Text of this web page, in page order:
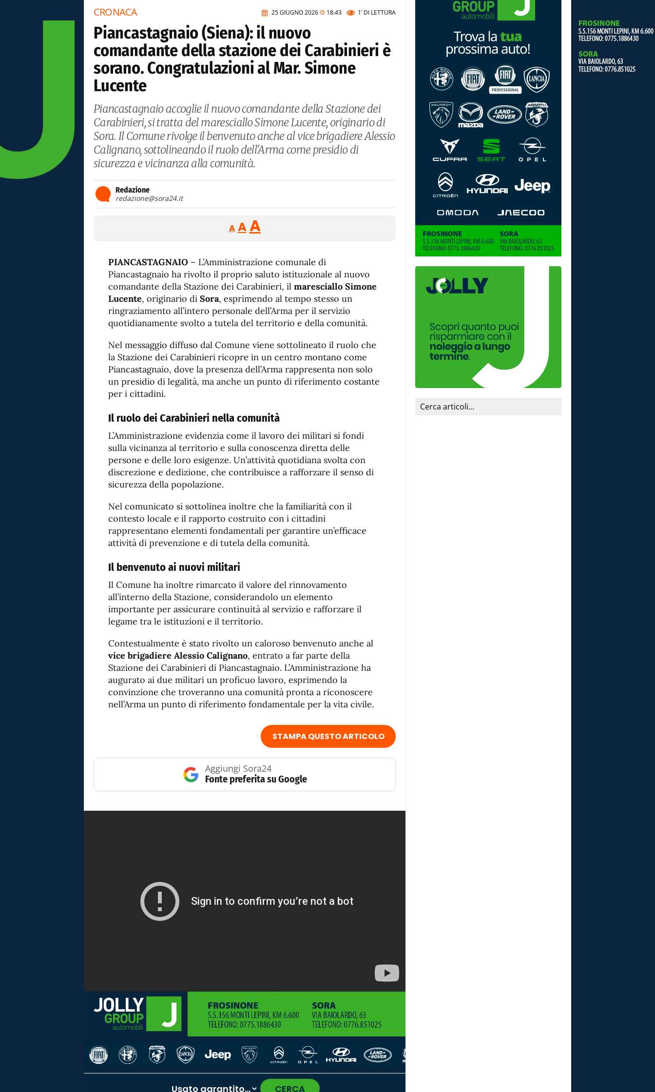
25 GIUGNO 2026 18:43 1’ DI LETTURA
CRONACA
Piancastagnaio (Siena): il nuovo
comandante della stazione dei Carabinieri è
sorano. Congratulazioni al Mar. Simone
Lucente
Piancastagnaio accoglie il nuovo comandante della Stazione dei
Carabinieri, si tratta del maresciallo Simone Lucente, originario di
Sora. Il Comune rivolge il benvenuto anche al vice brigadiere Alessio
Calignano, sottolineando il ruolo dell'Arma come presidio di
sicurezza e vicinanza alla comunità.
Redazione
redazione@sora24.it
A
Reducir
tamaño
A Restablecer
tamaño
de
fuente
AAumentar
de
fuente.
PIANCASTAGNAIO – L’Amministrazione comunale di
Piancastagnaio ha rivolto il proprio saluto istituzionale al nuovo
comandante della Stazione dei Carabinieri, il maresciallo Simone
Lucente, originario di Sora, esprimendo al tempo stesso un
ringraziamento all’intero personale dell’Arma per il servizio
quotidianamente svolto a tutela del territorio e della comunità.
Nel messaggio diffuso dal Comune viene sottolineato il ruolo che
la Stazione dei Carabinieri ricopre in un centro montano come
Piancastagnaio, dove la presenza dell’Arma rappresenta non solo
un presidio di legalità, ma anche un punto di riferimento costante
per i cittadini.
Il ruolo dei Carabinieri nella comunità
L’Amministrazione evidenzia come il lavoro dei militari si fondi
sulla vicinanza al territorio e sulla conoscenza diretta delle
persone e delle loro esigenze. Un’attività quotidiana svolta con
discrezione e dedizione, che contribuisce a rafforzare il senso di
sicurezza della popolazione.
Nel comunicato si sottolinea inoltre che la familiarità con il
contesto locale e il rapporto costruito con i cittadini
rappresentano elementi fondamentali per garantire un’efficace
attività di prevenzione e di tutela della comunità.
Il benvenuto ai nuovi militari
Il Comune ha inoltre rimarcato il valore del rinnovamento
all’interno della Stazione, considerandolo un elemento
importante per assicurare continuità al servizio e rafforzare il
legame tra le istituzioni e il territorio.
Contestualmente è stato rivolto un caloroso benvenuto anche al
vice brigadiere Alessio Calignano, entrato a far parte della
Stazione dei Carabinieri di Piancastagnaio. L’Amministrazione ha
augurato ai due militari un proficuo lavoro, esprimendo la
convinzione che troveranno una comunità pronta a riconoscere
nell’Arma un punto di riferimento fondamentale per la vita civile.
STAMPA QUESTO ARTICOLO
Aggiungi Sora24
Fonte preferita su Google
CERCA